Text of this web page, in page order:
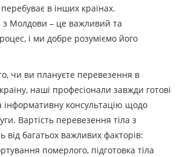
в інших країнах.
з Молдови – це важливий та
і ми добре розуміємо його
чи ви плануєте перевезення в
наші професіонали завжди готові
інформативну консультацію щодо
Вартість перевезення тіла з
багатьох важливих факторів:
померлого, підготовка тіла